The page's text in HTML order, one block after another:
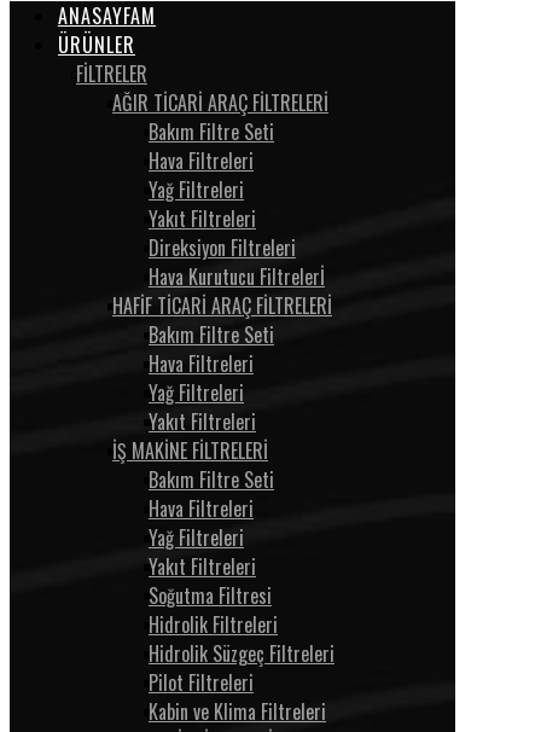
ANASAYFAM
ÜRÜNLER
FİLTRELER
AĞIR TİCARİ ARAÇ FİLTRELERİ
Bakım Filtre Seti
Hava Filtreleri
Yağ Filtreleri
Yakıt Filtreleri
Direksiyon Filtreleri
Hava Kurutucu Filtrelerİ
HAFİF TİCARİ ARAÇ FİLTRELERİ
Bakım Filtre Seti
Hava Filtreleri
Yağ Filtreleri
Yakıt Filtreleri
İŞ MAKİNE FİLTRELERİ
Bakım Filtre Seti
Hava Filtreleri
Yağ Filtreleri
Yakıt Filtreleri
Soğutma Filtresi
Hidrolik Filtreleri
Hidrolik Süzgeç Filtreleri
Pilot Filtreleri
Kabin ve Klima Filtreleri